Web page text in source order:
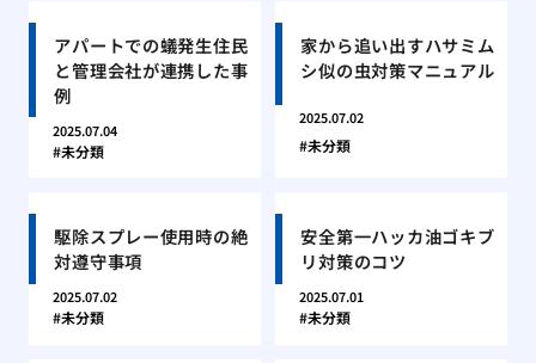
アパートでの蟻発生住民
と管理会社が連携した事
例
2025.07.04
未分類
家から追い出すハサミム
シ似の虫対策マニュアル
2025.07.02
未分類
駆除スプレー使用時の絶
対遵守事項
2025.07.02
未分類
安全第一ハッカ油ゴキブ
リ対策のコツ
2025.07.01
未分類